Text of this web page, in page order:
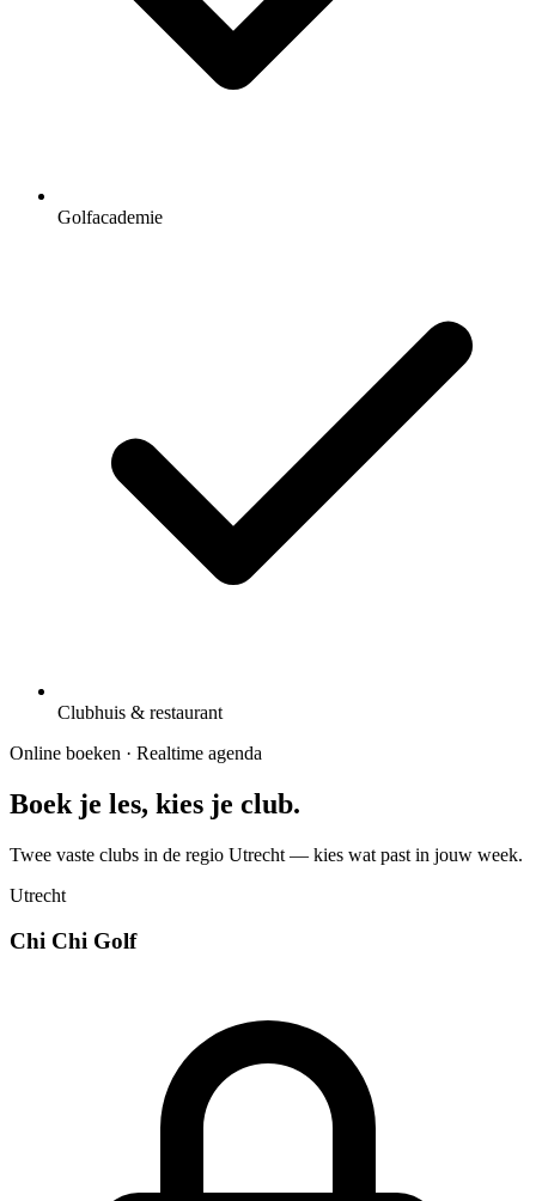
Golfacademie
Clubhuis & restaurant
Online boeken · Realtime agenda
Boek je les, kies je club.
Twee vaste clubs in de regio Utrecht — kies wat past in jouw week.
Utrecht
Chi Chi Golf